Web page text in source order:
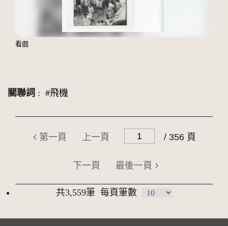
看戲
關聯詞 : #飛機
第一頁 上一頁 / 356 頁
下一頁 最後一頁
共3,559筆 每頁筆數